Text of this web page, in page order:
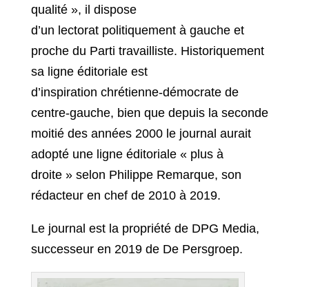
qualité », il dispose
d’un lectorat politiquement à gauche et
proche du Parti travailliste. Historiquement
sa ligne éditoriale est
d’inspiration chrétienne-démocrate de
centre-gauche, bien que depuis la seconde
moitié des années 2000 le journal aurait
adopté une ligne éditoriale « plus à
droite »selon Philippe Remarque, son
rédacteur en chef de 2010 à 2019.
Le journal est la propriété de DPG Media,
successeur en 2019 de De Persgroep.